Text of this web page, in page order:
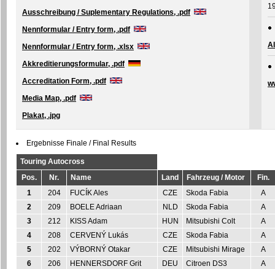
Ausschreibung / Suplementary Regulations, .pdf
Nennformular / Entry form, .pdf
Nennformular / Entry form, .xlsx
Akkreditierungsformular, .pdf
Accreditation Form, .pdf
Media Map, .pdf
Plakat, .jpg
Ergebnisse Finale / Final Results
Touring Autocross
Pos.
Nr. Name Land Fahrzeug / Motor
Fin.
1
204 FUCÍK Ales CZE Skoda Fabia
A
2
209 BOELE Adriaan NLD Skoda Fabia
A
3
212 KISS Adam HUN Mitsubishi Colt
A
4
208 CERVENÝ Lukás CZE Skoda Fabia
A
5
202 VÝBORNÝ Otakar CZE Mitsubishi Mirage
A
6
206 HENNERSDORF Grit DEU Citroen DS3
A